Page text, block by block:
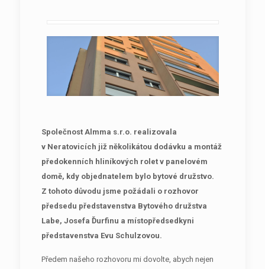
Společnost Almma s.r.o. realizovala
v Neratovicích již několikátou dodávku a montáž
předokenních hliníkových rolet v panelovém
domě, kdy objednatelem bylo bytové družstvo.
Z tohoto důvodu jsme požádali o rozhovor
předsedu představenstva Bytového družstva
Labe, Josefa Ďurfinu a místopředsedkyni
představenstva Evu Schulzovou.
Předem našeho rozhovoru mi dovolte, abych nejen